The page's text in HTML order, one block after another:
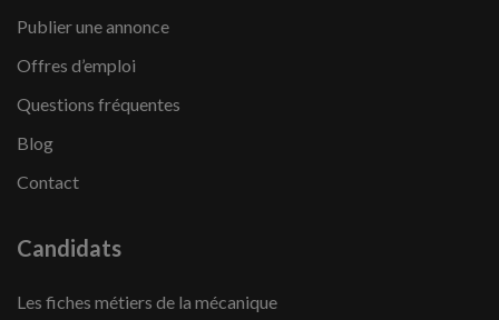
Publier une annonce
Offres d’emploi
Questions fréquentes
Blog
Contact
Candidats
Les fiches métiers de la mécanique